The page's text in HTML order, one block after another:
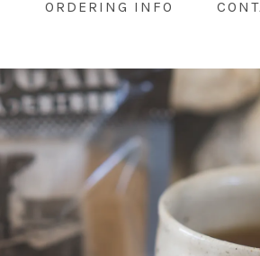
ORDERING INFO